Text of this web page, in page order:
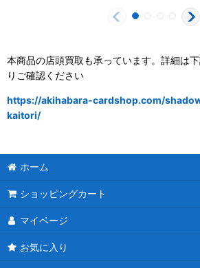
本商品の店頭買取も承っています。詳細は
りご確認ください
https://akihabara-cardshop.com/
kaitori/
ホーム
ショッピングカート
マイページ
お気に入り